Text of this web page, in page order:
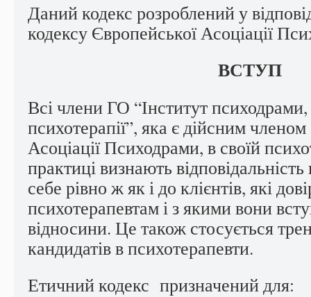
Даний кодекс розроблений у
кодексу Європейської Асоціації
ВСТУП
Всі члени ГО “Інститут психодрами,
психотерапії”, яка є дійсним
Асоціації Психодрами, в своїй
практиці визнають
себе рівно ж як і до клієнтів, які
психотерапевтам і з якими вони
відносини. Це також стосується
кандидатів в психотерапевти.
Етичний кодекс призначений для: